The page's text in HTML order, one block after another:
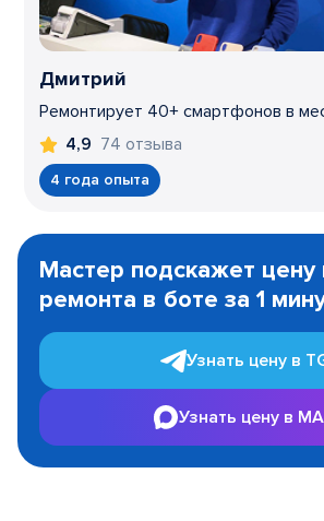
Дмитрий
Ремонтирует 40+ смартфонов в
4,9 74 отзыва
4 года опыта
1
Мастер подскажет цену
ремонта в боте за 1
Узнать цену в
Узнать цену в